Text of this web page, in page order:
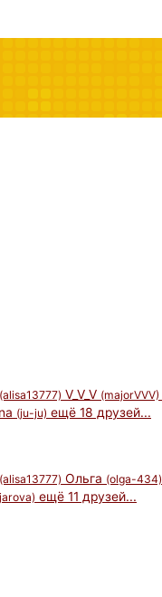
(alisa13777) V_V_V (majorVVV)
(ju-ju) ещё 18 друзей...
(alisa13777) Ольга (olga-434)
ещё 11 друзей...